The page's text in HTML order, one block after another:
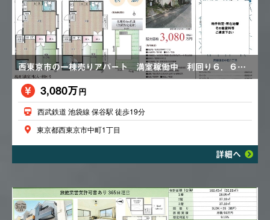
西東京市の一棟売りアパート 満室稼働中 利回り６．６６％ 駐車場あり 都市ガス
3,080万円
西武鉄道 池袋線 保谷駅 徒歩19分
東京都西東京市中町1丁目
詳細へ